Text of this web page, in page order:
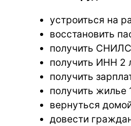
устроиться на
восстановить
получить СНИЛС
получить ИНН 2
получить
получить жилье
вернуться
довести